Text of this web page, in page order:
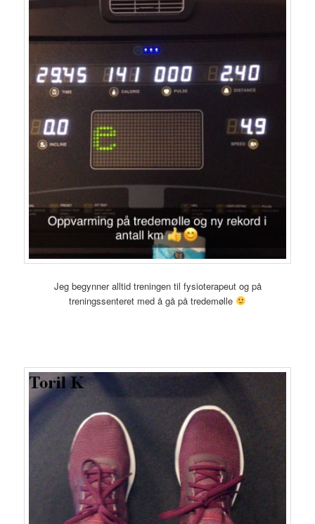
Jeg begynner alltid treningen til fysioterapeut og på
treningssenteret med å gå på tredemølle